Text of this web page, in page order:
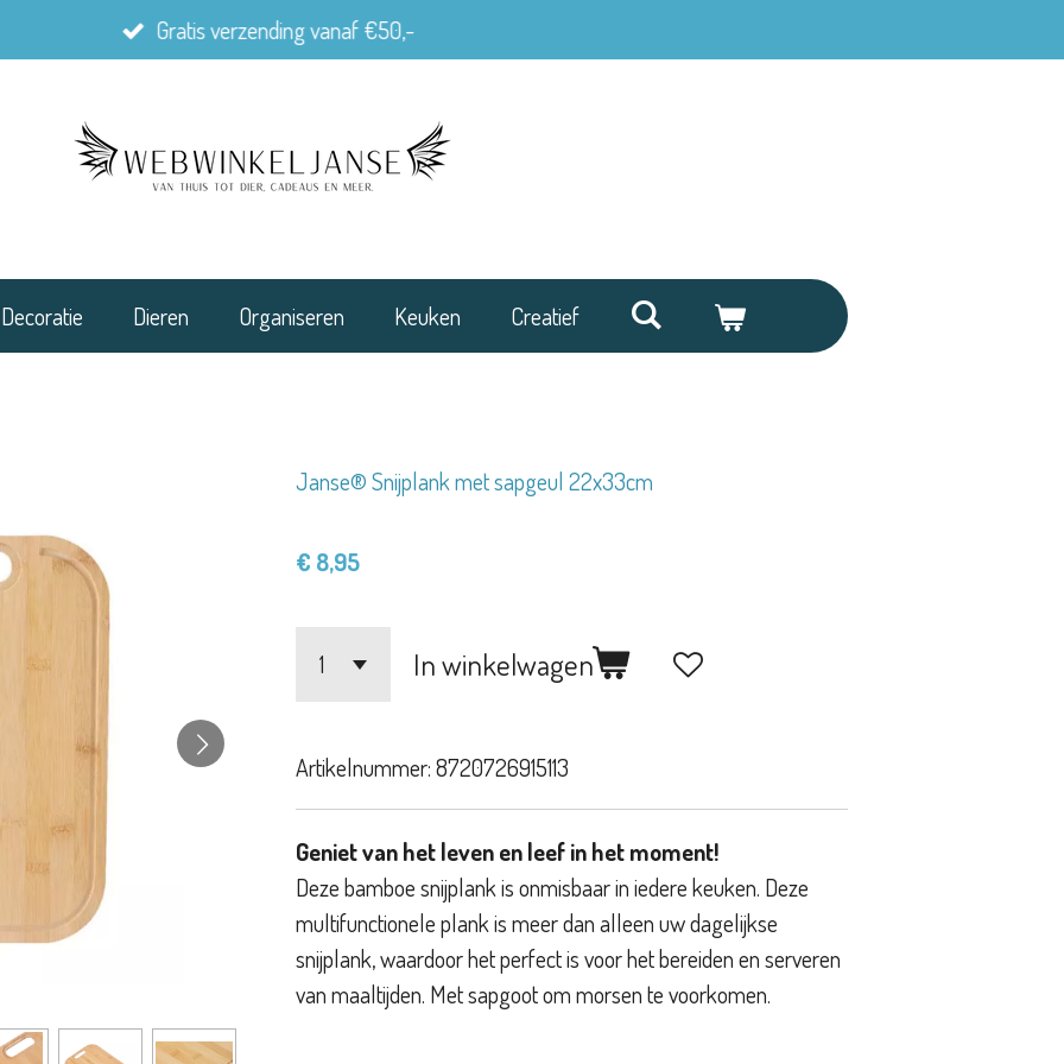
Gratis verzending vanaf €50,-
Decoratie Dieren Organiseren Keuken Creatief
Janse® Snijplank met sapgeul 22x33cm
€ 8,95
In winkelwagen
Artikelnummer:8720726915113
Geniet van het leven en leef in het moment!
Deze bamboe snijplank is onmisbaar in iedere keuken. Deze
multifunctionele plank is meer dan alleen uw dagelijkse
snijplank, waardoor het perfect is voor het bereiden en serveren
van maaltijden. Met sapgoot om morsen te voorkomen.